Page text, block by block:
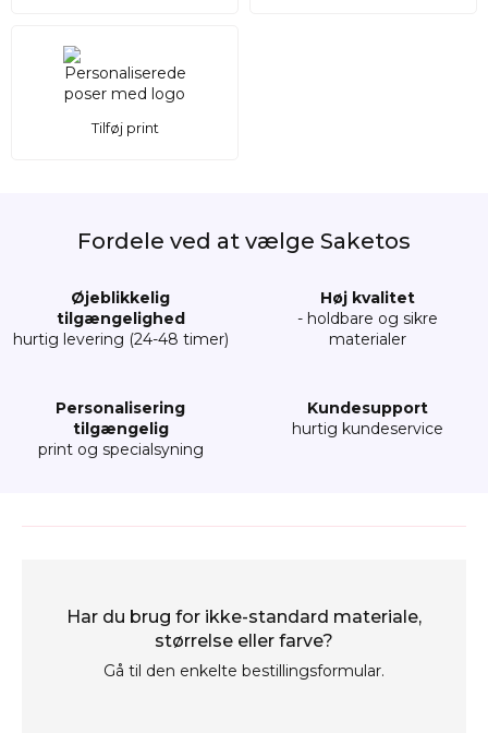
Tilføj print
Fordele ved at vælge Saketos
Øjeblikkelig
tilgængelighed
hurtig levering (24-48 timer)
Høj kvalitet
- holdbare og sikre
materialer
Personalisering
tilgængelig
print og specialsyning
Kundesupport
hurtig kundeservice
Har du brug for ikke-standard materiale,
størrelse eller farve?
Gå til den enkelte bestillingsformular.